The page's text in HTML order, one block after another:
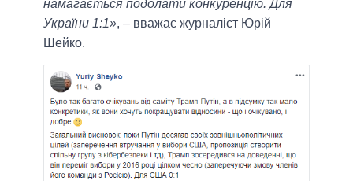
намагається подолати конкуренцію. Для
України 1:1», – вважає журналіст Юрій
Шейко.